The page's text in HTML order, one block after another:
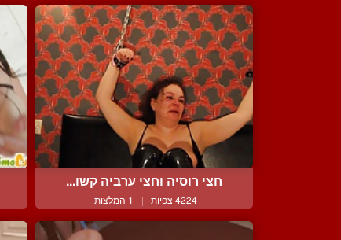
חצי רוסיה וחצי ערביה קשו...
4224 צפיות | 1 המלצות